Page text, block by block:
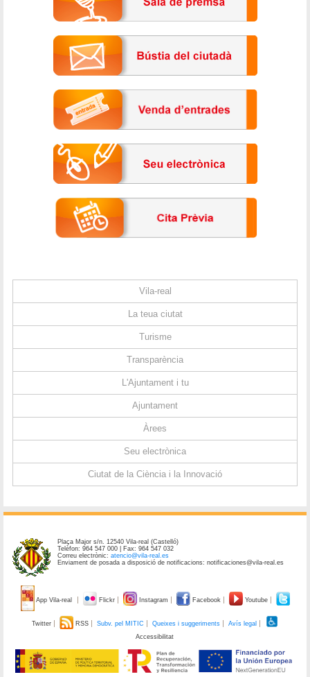
Vila-real
La teua ciutat
Turisme
Transparència
L'Ajuntament i tu
Ajuntament
Àrees
Seu electrònica
Ciutat de la Ciència i la Innovació
Plaça Major s/n. 12540 Vila-real (Castelló)
Telèfon: 964 547 000 | Fax: 964 547 032
Correu electrònic:atencio@vila-real.es
Enviament de posada a disposició de notificacions: notificaciones@vila-real.es
App Vila-real Flickr Instagram Facebook Youtube
Twitter RSS Subv. pel MITIC Queixes i suggeriments
Avís legal
Accessibilitat